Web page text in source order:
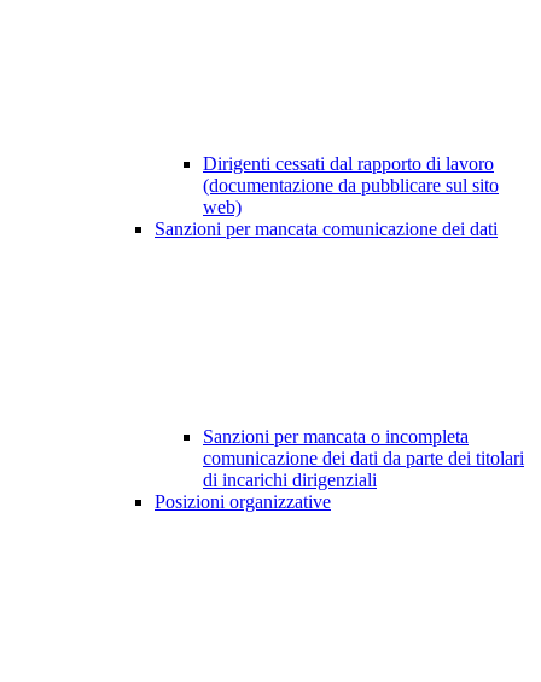
Dirigenti cessati dal rapporto di lavoro
(documentazione da pubblicare sul sito
web)
Sanzioni per mancata comunicazione dei dati
Sanzioni per mancata o incompleta
comunicazione dei dati da parte dei titolari
di incarichi dirigenziali
Posizioni organizzative